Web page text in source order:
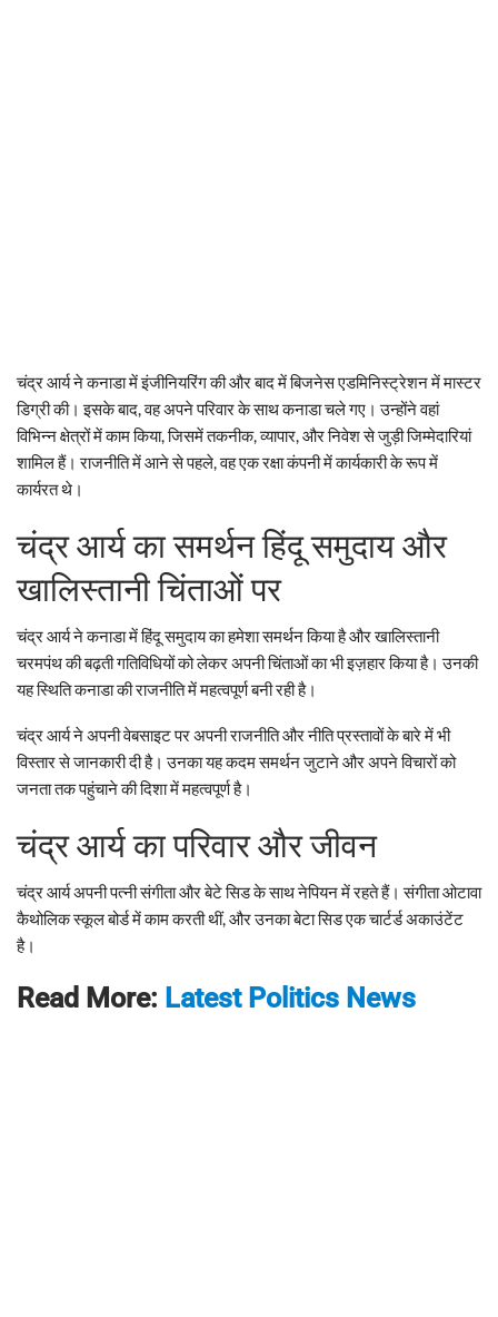
चंद्र आर्य ने कनाडा में इंजीनियरिंग की और बाद में बिजनेस एडमिनिस्ट्रेशन में मास्टर
डिग्री की। इसके बाद, वह अपने परिवार के साथ कनाडा चले गए। उन्होंने वहां
विभिन्न क्षेत्रों में काम किया, जिसमें तकनीक, व्यापार, और निवेश से जुड़ी जिम्मेदारियां
शामिल हैं। राजनीति में आने से पहले, वह एक रक्षा कंपनी में कार्यकारी के रूप में
कार्यरत थे।
चंद्र आर्य का समर्थन हिंदू समुदाय और
खालिस्तानी चिंताओं पर
चंद्र आर्य ने कनाडा में हिंदू समुदाय का हमेशा समर्थन किया है और खालिस्तानी
चरमपंथ की बढ़ती गतिविधियों को लेकर अपनी चिंताओं का भी इज़हार किया है। उनकी
यह स्थिति कनाडा की राजनीति में महत्वपूर्ण बनी रही है।
चंद्र आर्य ने अपनी वेबसाइट पर अपनी राजनीति और नीति प्रस्तावों के बारे में भी
विस्तार से जानकारी दी है। उनका यह कदम समर्थन जुटाने और अपने विचारों को
जनता तक पहुंचाने की दिशा में महत्वपूर्ण है।
चंद्र आर्य का परिवार और जीवन
चंद्र आर्य अपनी पत्नी संगीता और बेटे सिड के साथ नेपियन में रहते हैं। संगीता ओटावा
कैथोलिक स्कूल बोर्ड में काम करती थीं, और उनका बेटा सिड एक चार्टर्ड अकाउंटेंट
है।
Read More: Latest Politics News